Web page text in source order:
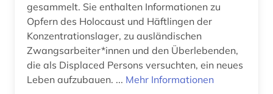
gesammelt. Sie enthalten Informationen zu
Opfern des Holocaust und Häftlingen der
Konzentrationslager, zu ausländischen
Zwangsarbeiter*innen und den Überlebenden,
die als Displaced Persons versuchten, ein neues
Leben aufzubauen. ... Mehr Informationen